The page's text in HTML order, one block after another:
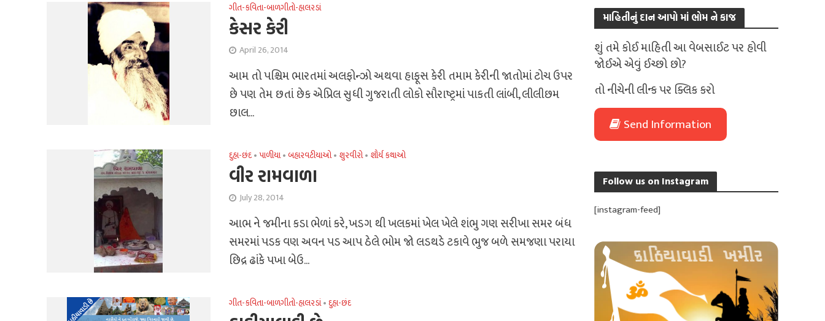
ગીત-કવિતા-બાળગીતો-હાલરડાં
કેસર કેરી
April 26, 2014
આમ તો પશ્ચિમ ભારતમાં અલફોન્ઝો અથવા હાફૂસ કેરી તમામ કેરીની જાતોમાં ટોચ ઉપર
છે પણ તેમ છતાં છેક એપ્રિલ સુધી ગુજરાતી લોકો સૌરાષ્ટ્રમાં પાકતી લાંબી, લીલીછમ
છાલ...
દુહા-છંદ•પાળીયા•બહારવટીયાઓ• શુરવીરો• શૌર્ય કથાઓ
વીર રામવાળા
July 28, 2014
આભ ને જમીના કડા ભેળાં કરે, ખડગ થી ખલકમાં ખેલ ખેલે શંભુ ગણ સરીખા સમર બંધ
સમરમાં પડક વણ અવન પડ આપ ઠેલે ભોમ જો લડથડે ટકાવે ભુજ બળે સમજણા પરાયા
છિદ્ર ઢાંકે પખા બેઉ...
ગીત-કવિતા-બાળગીતો-હાલરડાં• દુહા-છંદ
માહિતીનું દાન આપો માં ભોમ ને કાજ
શું તમે કોઈ માહિતી આ વેબસાઈટ પર હોવી
જોઈએ એવું ઈચ્છો છો?
તો નીચેની લીન્ક પર ક્લિક કરો
Send Information
Follow us on Instagram
[instagram-feed]